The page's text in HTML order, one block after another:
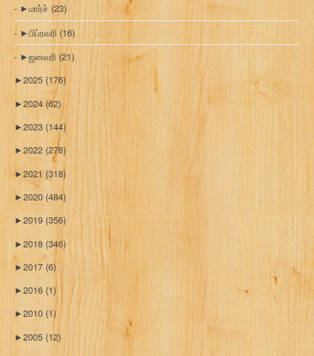
►மார்ச் (23)
►பிப்ரவரி (16)
►ஜனவரி (21)
►2025 (176)
►2024 (62)
►2023 (144)
►2022 (278)
►2021 (318)
►2020 (484)
►2019 (356)
►2018 (346)
►2017 (6)
►2016 (1)
►2010 (1)
►2005 (12)